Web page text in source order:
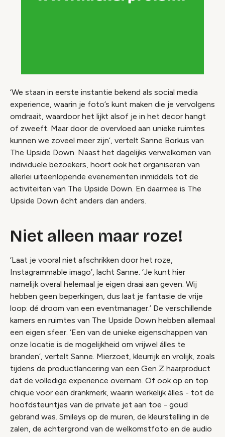
‘We staan in eerste instantie bekend als social media
experience, waarin je foto’s kunt maken die je vervolgens
omdraait, waardoor het lijkt alsof je in het decor hangt
of zweeft. Maar door de overvloed aan unieke ruimtes
kunnen we zoveel meer zijn’, vertelt Sanne Borkus van
The Upside Down. Naast het dagelijks verwelkomen van
individuele bezoekers, hoort ook het organiseren van
allerlei uiteenlopende evenementen inmiddels tot de
activiteiten van The Upside Down. En daarmee is The
Upside Down écht anders dan anders.
Niet alleen maar roze!
‘Laat je vooral niet afschrikken door het roze,
Instagrammable imago’, lacht Sanne. ‘Je kunt hier
namelijk overal helemaal je eigen draai aan geven. Wij
hebben geen beperkingen, dus laat je fantasie de vrije
loop: dé droom van een eventmanager.’ De verschillende
kamers en ruimtes van The Upside Down hebben allemaal
een eigen sfeer. ‘Een van de unieke eigenschappen van
onze locatie is de mogelijkheid om vrijwel álles te
branden’, vertelt Sanne. Mierzoet, kleurrijk en vrolijk, zoals
tijdens de productlancering van een Gen Z haarproduct
dat de volledige experience overnam. Of ook op en top
chique voor een drankmerk, waarin werkelijk álles - tot de
hoofdsteuntjes van de private jet aan toe - goud
gebrand was. Smileys op de muren, de kleurstelling in de
zalen, de achtergrond van de welkomstfoto en de audio